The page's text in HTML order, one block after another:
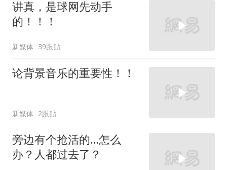
讲真，是球网先动手
的！！！
新媒体 39跟贴
论背景音乐的重要性！！
新媒体 2跟贴
旁边有个抢活的…怎么
办？人都过去了？